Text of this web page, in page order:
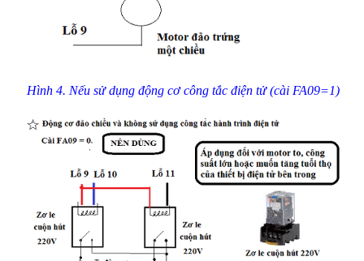
Hình 4. Nếu sử dụng động cơ công tắc điện tử (cài FA09=1)